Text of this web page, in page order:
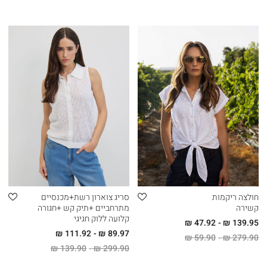
חולצה ריקמות
קשירה
59.90 ₪ 279.90 ₪
47.92 ₪ 139.95 ₪
סריג צוארון רשת+מכנסיים
מתרחביים +תיק קש +חגורה
קלועה ללוק חגיגי
139.90 ₪ 299.90 ₪
111.92 ₪ 89.97 ₪